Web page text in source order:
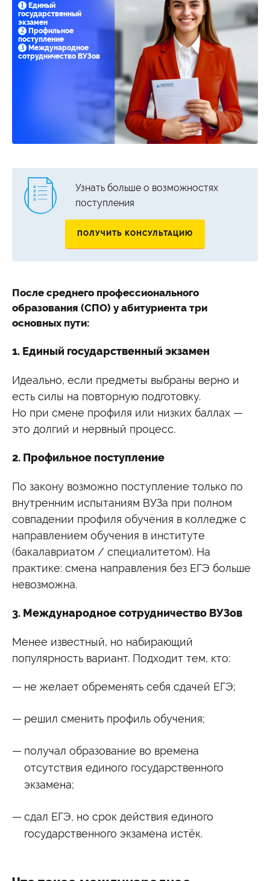
Сведения об образовательной организации
1
Единый
государственный
экзамен
2
Профильное
поступление
3
Международное
сотрудничество ВУЗов
Узнать больше о возможностях
поступления
ПОЛУЧИТЬ КОНСУЛЬТАЦИЮ
После среднего профессионального
образования (СПО) у абитуриента три
основных пути:
1. Единый государственный экзамен
Идеально, если предметы выбраны верно и
есть силы на повторную подготовку.
Но при смене профиля или низких баллах —
это долгий и нервный процесс.
2. Профильное поступление
По закону возможно поступление только по
внутренним испытаниям ВУЗа при полном
совпадении профиля обучения в колледже с
направлением обучения в институте
(бакалавриатом / специалитетом). На
практике: смена направления без ЕГЭ больше
невозможна.
3. Международное сотрудничество ВУЗов
Менее известный, но набирающий
популярность вариант. Подходит тем, кто:
не желает обременять себя сдачей ЕГЭ;
решил сменить профиль обучения;
получал образование во времена
отсутствия единого государственного
экзамена;
сдал ЕГЭ, но срок действия единого
государственного экзамена истёк.